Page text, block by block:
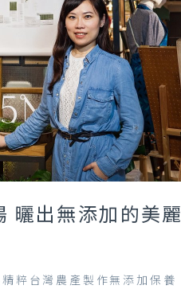
曬出無添加的美麗
粹台灣農產製作無添加保養